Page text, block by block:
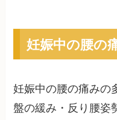
妊娠中の腰の
妊娠中の腰の痛みの
盤の緩み・反り腰姿